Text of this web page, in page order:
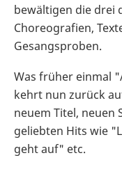
bewältigen die drei
Choreografien,
Gesangsproben.
Was früher einmal
kehrt nun zurück
neuem Titel, neuen
geliebten Hits wie
geht auf" etc.